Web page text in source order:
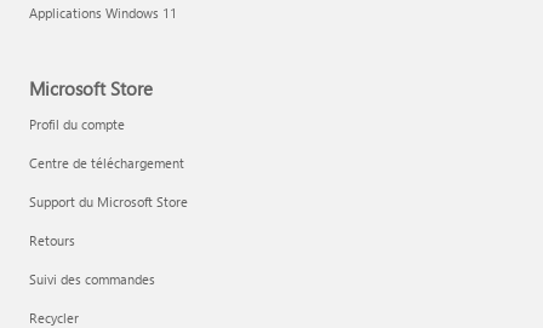
Applications Windows 11
Microsoft Store
Profil du compte
Centre de téléchargement
Support du Microsoft Store
Retours
Suivi des commandes
Recycler